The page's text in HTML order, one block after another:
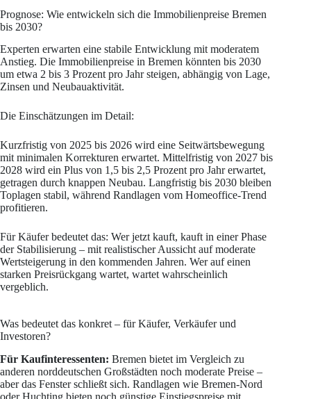
Prognose: Wie entwickeln sich die Immobilienpreise Bremen
bis 2030?
Experten erwarten eine stabile Entwicklung mit moderatem
Anstieg. Die Immobilienpreise in Bremen könnten bis 2030
um etwa 2 bis 3 Prozent pro Jahr steigen, abhängig von Lage,
Zinsen und Neubauaktivität.
Die Einschätzungen im Detail:
Kurzfristig von 2025 bis 2026 wird eine Seitwärtsbewegung
mit minimalen Korrekturen erwartet. Mittelfristig von 2027 bis
2028 wird ein Plus von 1,5 bis 2,5 Prozent pro Jahr erwartet,
getragen durch knappen Neubau. Langfristig bis 2030 bleiben
Toplagen stabil, während Randlagen vom Homeoffice-Trend
profitieren.
Für Käufer bedeutet das: Wer jetzt kauft, kauft in einer Phase
der Stabilisierung – mit realistischer Aussicht auf moderate
Wertsteigerung in den kommenden Jahren. Wer auf einen
starken Preisrückgang wartet, wartet wahrscheinlich
vergeblich.
Was bedeutet das konkret – für Käufer, Verkäufer und
Investoren?
Für Kaufinteressenten: Bremen bietet im Vergleich zu
anderen norddeutschen Großstädten noch moderate Preise –
aber das Fenster schließt sich. Randlagen wie Bremen-Nord
oder Huchting bieten noch günstige Einstiegspreise mit